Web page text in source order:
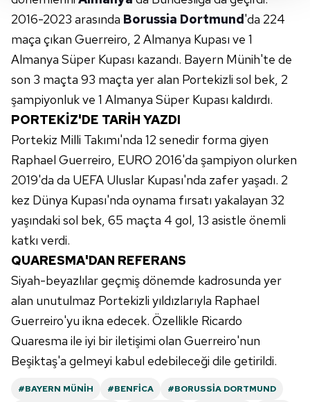
takdirde, kullanıcılara hedefli reklamlar
Sizlere daha iyi bir hizmet sunabilmek için İnternet
Sitemizde kendimize ve üçüncü kişilere ait çerezler
kullanılmaktadır. Bu çerezler vasıtasıyla çeşitli kişisel
verileriniz işlenmekte olup gerekli olan çerezler bilgi
kullanılmaktadır. Diğer çerezler, sitemizin daha işlevsel
kılınması ve kişiselleştirilmesi ve sizlere yönelik
reklam/pazarlama faaliyetlerinin yapılması, amaçlarıyla
sınırlı olarak açık rızanız dahilinde kullanılacaktır.
Çerezlere ilişkin tercihlerinizi aşağıda yer alan panel
vasıtasıyla belirleyebilirsiniz. Çerezlere ilişkin detaylı bilgi
için Ayarlar butonuna tıklayabilir,Çerez Bilgilendirme
Metnimiziziyaret edebilirsiniz.
6698 sayılı Kişisel Verilerin Korunması Kanunu uyarınca
hazırlanmış Aydınlatma Metnimizi okumak ve sitemizde
ilgili mevzuata uygun olarak kullanılan çerezlerle ilgili bilgi
almak için lütfentıklayınız.
2016-2023 arasında Borussia Dortmund'da 224
maça çıkan Guerreiro, 2 Almanya Kupası ve 1
Almanya Süper Kupası kazandı. Bayern Münih'te de
son 3 maçta 93 maçta yer alan Portekizli sol bek, 2
şampiyonluk ve 1 Almanya Süper Kupası kaldırdı.
PORTEKİZ'DE TARİH YAZDI
Portekiz Milli Takımı'nda 12 senedir forma giyen
Raphael Guerreiro, EURO 2016'da şampiyon olurken
2019'da da UEFA Uluslar Kupası'nda zafer yaşadı. 2
kez Dünya Kupası'nda oynama fırsatı yakalayan 32
yaşındaki sol bek, 65 maçta 4 gol, 13 asistle önemli
katkı verdi.
QUARESMA'DAN REFERANS
Siyah-beyazlılar geçmiş dönemde kadrosunda yer
alan unutulmaz Portekizli yıldızlarıyla Raphael
Guerreiro'yu ikna edecek. Özellikle Ricardo
Quaresma ile iyi bir iletişimi olan Guerreiro'nun
Beşiktaş'a gelmeyi kabul edebileceği dile getirildi.
#BAYERN MÜNIH #BENFICA
#BORUSSIA DORTMUND